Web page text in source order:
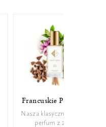
Francuskie Perfumy
Nasza klasyczna wersja
perfum z 22%